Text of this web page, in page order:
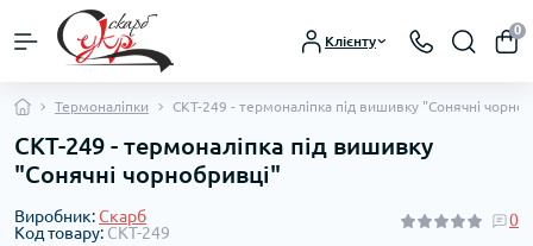
Клієнту
0
Термоналіпки СКТ-249 - термоналіпка під вишивку "Сонячні
СКТ-249 - термоналіпка під вишивку
"Сонячні чорнобривці"
Виробник:Скарб
Код товару: СКТ-249
0